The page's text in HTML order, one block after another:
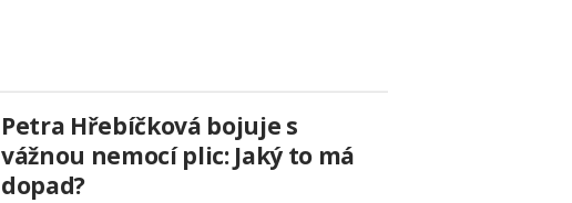
Petra Hřebíčková bojuje s
vážnou nemocí plic: Jaký to má
dopad?